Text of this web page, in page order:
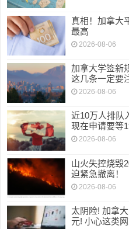
真相！加拿大
最高
2026-08-06
加拿大学签新
这几条一定要
2026-08-06
近10万人排队
现在申请要等
2026-08-06
山火失控烧毁
迫紧急撤离！
2026-08-06
太阴险! 加拿
元! 小心这类